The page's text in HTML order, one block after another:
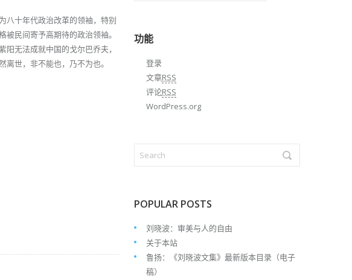
八十年代政治改革的领袖，特别
民间寄予高期待的政治领袖。
无法成就中国的戈尔巴乔夫，
世，非不能也，乃不为也。
功能
登录
文章RSS
评论RSS
WordPress.org
POPULAR POSTS
刘晓波：审美与人的自由
关于本站
鲁扬：《刘晓波文集》最新版本目录（电子
稿）